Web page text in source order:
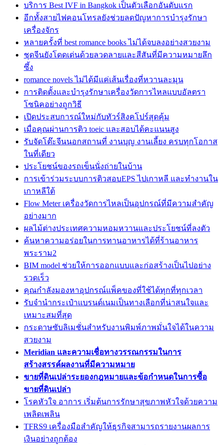
บริการ Best IVF in Bangkok เป็นตัวเลือกอันดับแรก
อีกทั้งสายไฟคอนโทรลยังช่วยลดปัญหาการบำรุงรักษา
เครื่องจักร
หลายครั้งที่ best romance books ไม่ได้จบลงอย่างสวยงาม
ชุดจีนยังโดดเด่นด้วยลวดลายและสีสันที่มีความหมายลึก
ซึ้ง
romance novels ไม่ได้มีแค่เส้นเรื่องที่หวานละมุน
การติดตั้งและบำรุงรักษาเครื่องวัดการไหลแบบอัลตรา
โซนิคอย่างถูกวิธี
เปิดประสบการณ์ใหม่กับทัวร์สิงคโปร์สุดคุ้ม
เมื่อคุณผ่านการติว toeic และสอบได้คะแนนสูง
รับจัดโต๊ะจีนนอกสถานที่ งานบุญ งานเลี้ยง ครบทุกโอกาส
ในที่เดียว
ประโยชน์ของรถเข็นนั่งถ่ายในบ้าน
การเข้าร่วมระบบการติวสอบEPS ไปเกาหลี และทำงานใน
เกาหลีใต้
Flow Meter เครื่องวัดการไหลเป็นอุปกรณ์ที่มีความสำคัญ
อย่างมาก
ผลไม้ต่างประเทศความหอมหวานและประโยชน์ที่ลงตัว
ค้นหาความอร่อยในการทานอาหารได้ที่ร้านอาหาร
พระราม2
BIM model ช่วยให้การออกแบบและก่อสร้างเป็นไปอย่าง
รวดเร็ว
คุณกำลังมองหาอุปกรณ์แพ็คของที่ใช้ได้ทุกที่ทุกเวลา
รับจำนำกระเป๋าแบรนด์เนมเป็นทางเลือกที่น่าสนใจและ
เหมาะสมที่สุด
กระดาษซับลิเมชั่นสำหรับงานพิมพ์ภาพมั่นใจได้ในความ
สวยงาม
Meridian และความเชื่อทางวรรณกรรมในการ
สร้างสรรค์ผลงานที่มีความหมาย
ขายที่ดินเปล่าระยองกฎหมายและข้อกำหนดในการซื้อ
ขายที่ดินเปล่า
โรคหัวใจ อาการ เริ่มต้นการรักษาสุขภาพหัวใจด้วยความ
เพลิดเพลิน
TFRS9 เครื่องมือสำคัญให้ธุรกิจสามารถรายงานผลการ
เงินอย่างถูกต้อง